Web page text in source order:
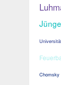
Chomsky